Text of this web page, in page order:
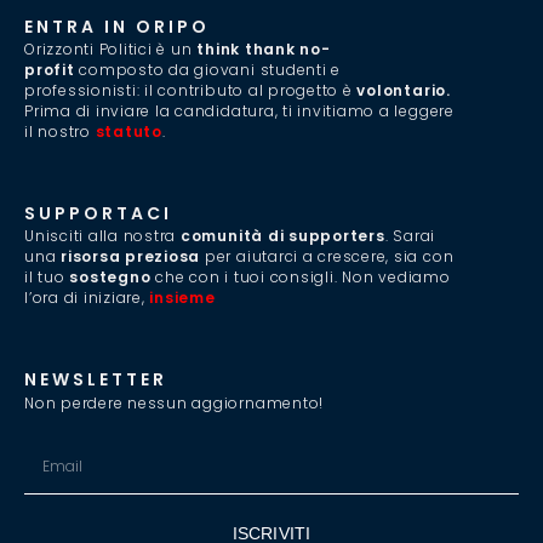
ENTRA IN ORIPO
Orizzonti Politici è un think thank no-
profit composto da giovani studenti e
professionisti: il contributo al progetto èvolontario.
Prima di inviare la candidatura, ti invitiamo a leggere
il nostro statuto.
SUPPORTACI
Unisciti alla nostra comunità di supporters. Sarai
una risorsa preziosa per aiutarci a crescere, sia con
il tuo sostegno che con i tuoi consigli. Non vediamo
l’ora di iniziare, insieme
NEWSLETTER
Non perdere nessun aggiornamento!
ISCRIVITI